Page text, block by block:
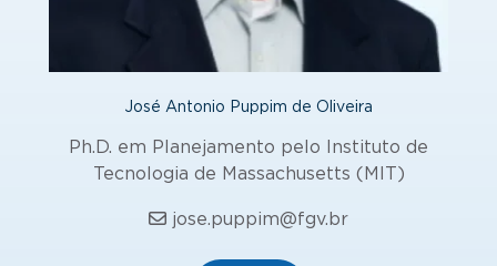
José Antonio Puppim de Oliveira
Ph.D. em Planejamento pelo Instituto de
Tecnologia de Massachusetts (MIT)
jose.puppim@fgv.br